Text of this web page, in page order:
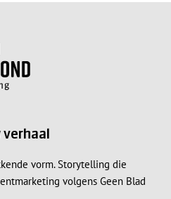
vorm. Storytelling die
volgens Geen Blad